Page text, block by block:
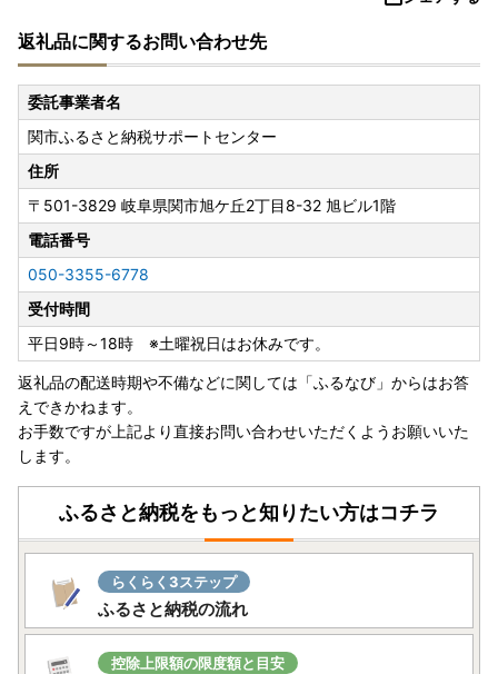
返礼品に関するお問い合わせ先
委託事業者名
関市ふるさと納税サポートセンター
住所
〒501-3829 岐阜県関市旭ケ丘2丁目8-32 旭ビル1階
電話番号
050-3355-6778
受付時間
平日9時～18時 ※土曜祝日はお休みです。
返礼品の配送時期や不備などに関しては「ふるなび」からはお答
えできかねます。
お手数ですが上記より直接お問い合わせいただくようお願いいた
します。
ふるさと納税をもっと知りたい方はコチラ
らくらく3ステップ
ふるさと納税の流れ
控除上限額の限度額と目安